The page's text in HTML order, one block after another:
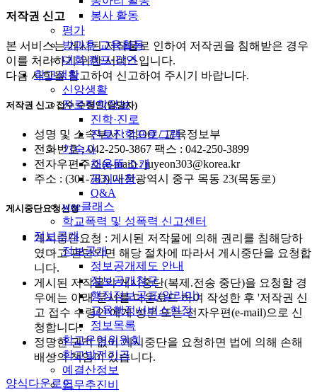
봉사 활동
평가
방과후 교육활동
대회·캠프·강연
학교생활
신앙생활
진로진학정보
진학·진로
진로진학프로그램
기숙사
채움뜰 소개
공지사항
Q&A
wee클래스
학교폭력 및 성폭력 신고센터
정보공개
정보공개
정보공개제도 안내
정보공개청구
행정정보공표(알리미)
교육행정서비스현장
정보목록
학교운영위원회
학교발전기금
예결산정보
업무추진비
저작권 신고
본 서비스는 게시된 저작물로 인하여 저작권을 침해받은 경우
이를 처리하기 위한 서비스입니다.
다음 사항을 참고하여 신고하여 주시기 바랍니다.
저작권 신고 접수 수령인(담당자)
성명 및 소속부서 : 김OO / 교육정보부
전화번호 : 042-250-3867 팩스 : 042-250-3899
전자우편주소(e-mail) : juyeon303@korea.kr
주소 : (301-783) 대전광역시 중구 목동 23(목동로)
게시중단요청신청
게시중단요청 : 게시된 저작물에 의해 권리를 침해당하
였다고 판단되면 해당 절차에 따라서 게시중단을 요청합
니다.
게시된 저작물의 게시중단(복제.전송 중단)을 요청할 경
우에는 아래 문서를 다운로드 하여 작성한 후 '저작권 신
고 접수 수령인'에게 방문 또는 전자우편(e-mail)으로 신
청합니다.
정당한 권리 없이 게시중단을 요청하면 법에 의해 손해
배상의 책임이 있습니다.
양식다운로드